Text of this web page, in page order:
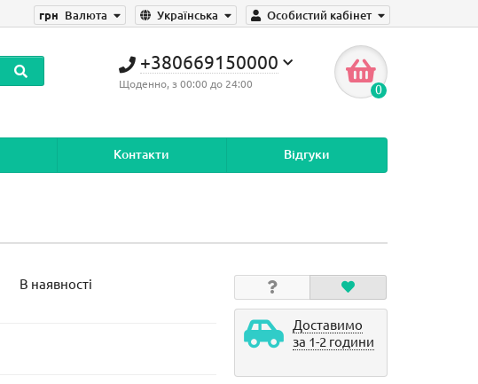
Особистий кабінет
Українська
грн Валюта
+380669150000
Щоденно, з 00:00 до 24:00 0
Контакти Відгуки
В наявності
Доставимо
за 1-2 години